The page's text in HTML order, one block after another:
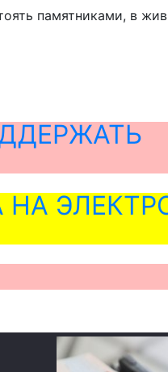
памятниками, в
НА